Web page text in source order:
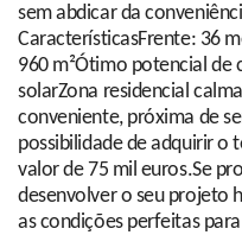
sem abdicar da
CaracterísticasFrente: 36
960 m²Ótimo potencial de
solarZona residencial
conveniente, próxima de
possibilidade de adquirir o
valor de 75 mil euros.Se
desenvolver o seu projeto
as condições perfeitas